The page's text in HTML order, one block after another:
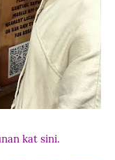
kat sini.